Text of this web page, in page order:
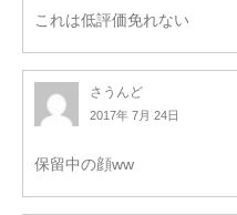
これは低評価免れない
さうんど
2017年 7月 24日
保留中の顔ww